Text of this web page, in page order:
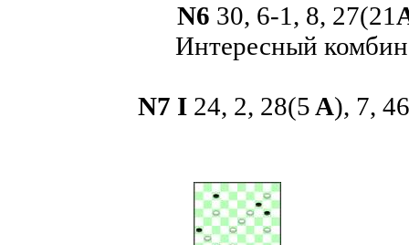
N6 30, 6-1, 8, 27(21
Интересный
N7 I 24, 2, 28(5 A), 7,